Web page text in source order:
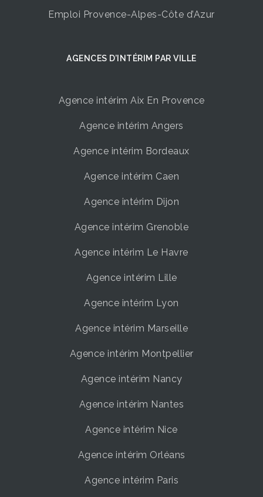
Emploi Provence-Alpes-Côte d’Azur
AGENCES D’INTÉRIM ​PAR VILLE
Agence intérim Aix En Provence
Agence intérim Angers
Agence intérim Bordeaux
Agence intérim Caen
Agence intérim Dijon
Agence intérim Grenoble
Agence intérim Le Havre
Agence intérim Lille
Agence intérim Lyon
Agence intérim Marseille
Agence intérim Montpellier
Agence intérim Nancy
Agence intérim Nantes
Agence intérim Nice
Agence intérim Orléans
Agence intérim Paris